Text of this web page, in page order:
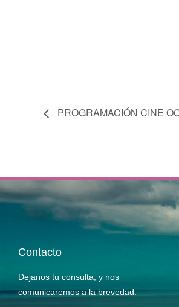
PROGRAMACIÓN CINE
Contacto
Dejanos tu consulta, y nos
comunicaremos a la brevedad.